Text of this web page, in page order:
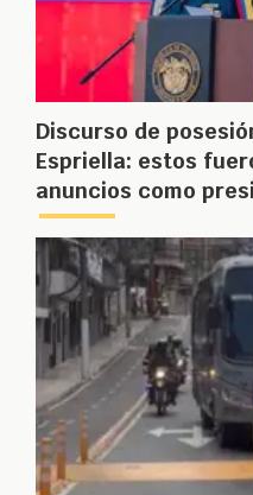
Discurso de
Espriella: estos
anuncios como